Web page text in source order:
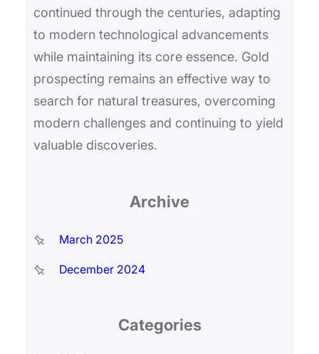
continued through the centuries, adapting
to modern technological advancements
while maintaining its core essence. Gold
prospecting remains an effective way to
search for natural treasures, overcoming
modern challenges and continuing to yield
valuable discoveries.
Archive
March 2025
December 2024
Categories